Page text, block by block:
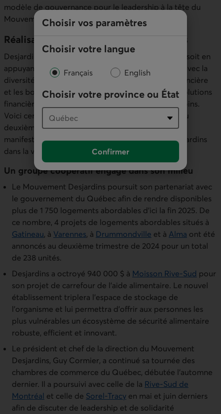
Choisir vos paramètres
Choisir votre langue
Français English
Choisir votre province ou État
Confirmer
modèle de gouvernance pour le leadership à la tête du
Mouvement.
Réalisations pour les membres et clients
Desjardins est présent dans la vie des gens, que ce soit en
appuyant des initiatives des communautés en lien avec la
diversité, l'inclusion, la coopération, la littératie financière
et les bonnes habitudes de vie, ou en offrant des solutions
financières innovatrices pour répondre à leurs besoins.
Voici certaines réalisations ayant eu lieu au cours du
deuxième trimestre de 2024 et constituant des
manifestations concrètes de ce que peut faire Desjardins
dans la vie des gens.
Un groupe coopératif engagé dans son milieu
Le Mouvement Desjardins poursuit son partenariat avec
le gouvernement du Québec afin de rendre disponibles
plus de 1 750 logements abordables d'ici la fin 2025. De
ce nombre, 4 projets de logements abordables situés à
Gatineau, à Varennes, à Drummondville et à Alma ont été
annoncés au deuxième trimestre de 2024 pour un total
de 238 unités.
Desjardins a octroyé 940 000 $ à Moisson Rive-Sud pour
son projet de carrefour de l’aide alimentaire. Le nouvel
établissement triplera l’espace de stockage de
l’organisme et lui permettra d’offrir aux personnes les
plus vulnérables un écosystème de sécurité alimentaire
robuste, efficient et innovant.
Le président et chef de la direction du Mouvement
Desjardins, Guy Cormier, a continué sa tournée des
chambres de commerce du Québec, débutée l'automne
dernier. Il a poursuivi avec celle de la Rive-Sud de
Montréal et celle de Sorel-Tracy en mai et juin derniers
afin de discuter de leadership et de solidarité